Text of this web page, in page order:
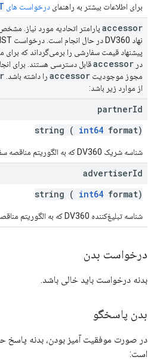
برای اطلاعات بیشتر به راهنمای درخواست های
accessor پارامتر اتحادیه مورد نیاز.
در accessor
مجوز موجودیت accessor را داشته باشد.
از موارد زیر باشد:
partnerId
string ( int64 format)
شناسه شریک DV360 که به الگوریتم مناقصه سفارشی دسترسی دارد.
advertiserId
string ( int64 format)
شناسه تبلیغ‌کننده DV360 که به الگوریتم مناقصه سفارشی دسترسی دارد.
درخواست بدن
بدنه درخواست باید خالی باشد.
بدن پاسخگو
در صورت موفقیت آمیز بودن، بدنه پاسخ
است: